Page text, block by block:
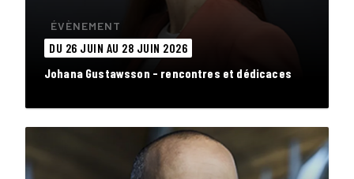
ÉVÈNEMENT
DU 26 JUIN AU 28 JUIN 2026
Johana Gustawsson - rencontres et dédicaces